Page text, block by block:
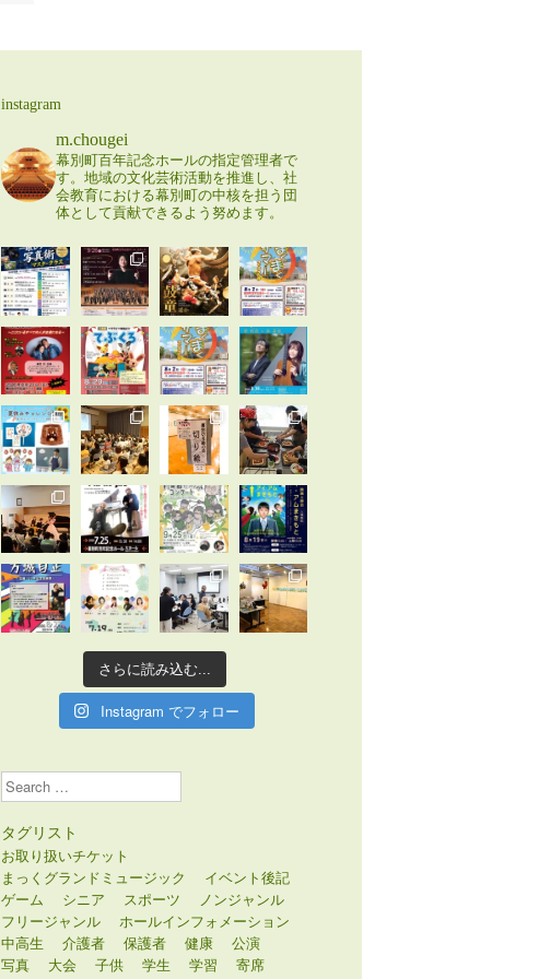
instagram
m.chougei
幕別町百年記念ホールの指定管理者で
す。地域の文化芸術活動を推進し、社
会教育における幕別町の中核を担う団
体として貢献できるよう努めます。
さらに読み込む...
Instagram でフォロー
Search
タグリスト
お取り扱いチケット
まっくグランドミュージック
イベント後記
ゲーム
シニア スポーツ
ノンジャンル
フリージャンル
ホールインフォメーション
中高生
介護者 保護者 健康
公演
写真
大会 子供 学生 学習
寄席